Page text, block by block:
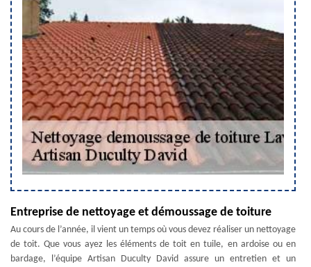
Entreprise de nettoyage et démoussage de toiture
Au cours de l’année, il vient un temps où vous devez réaliser un nettoyage
de toit. Que vous ayez les éléments de toit en tuile, en ardoise ou en
bardage, l’équipe Artisan Duculty David assure un entretien et un